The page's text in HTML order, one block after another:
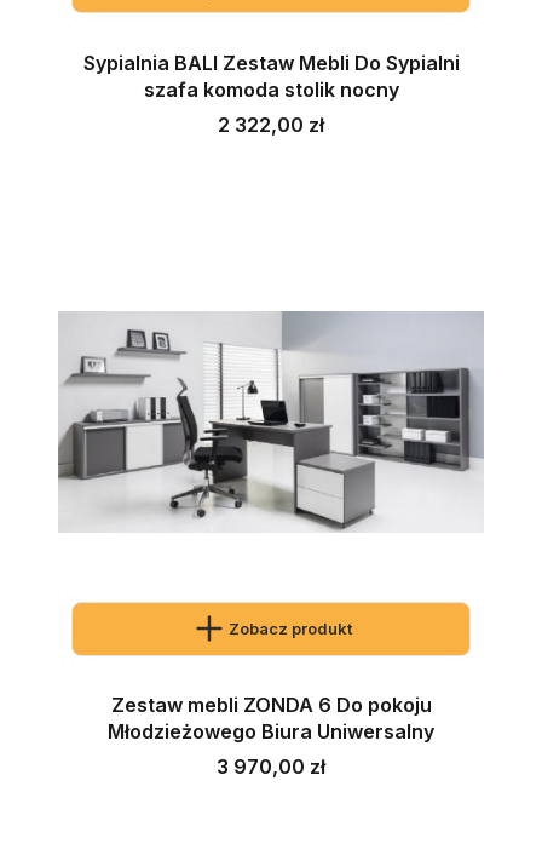
Sypialnia BALI Zestaw Mebli Do Sypialni
szafa komoda stolik nocny
Cena
2 322,00 zł
Zobacz produkt
Zestaw mebli ZONDA 6 Do pokoju
Młodzieżowego Biura Uniwersalny
Cena
3 970,00 zł